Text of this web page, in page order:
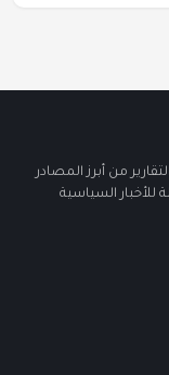
من أبرز المصادر
للأخبار السياسية